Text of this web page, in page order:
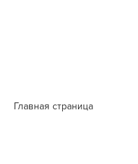
Главная страница